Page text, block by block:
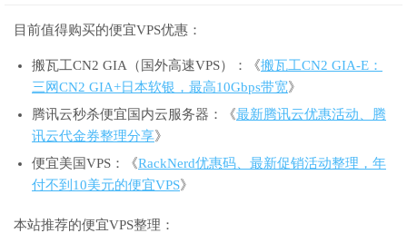
目前值得购买的便宜VPS优惠：
搬瓦工CN2 GIA（国外高速VPS）：《搬瓦工CN2 GIA-E：
三网CN2 GIA+日本软银，最高10Gbps带宽》
腾讯云秒杀便宜国内云服务器：《最新腾讯云优惠活动、腾
讯云代金券整理分享》
便宜美国VPS：《RackNerd优惠码、最新促销活动整理，年
付不到10美元的便宜VPS》
本站推荐的便宜VPS整理：